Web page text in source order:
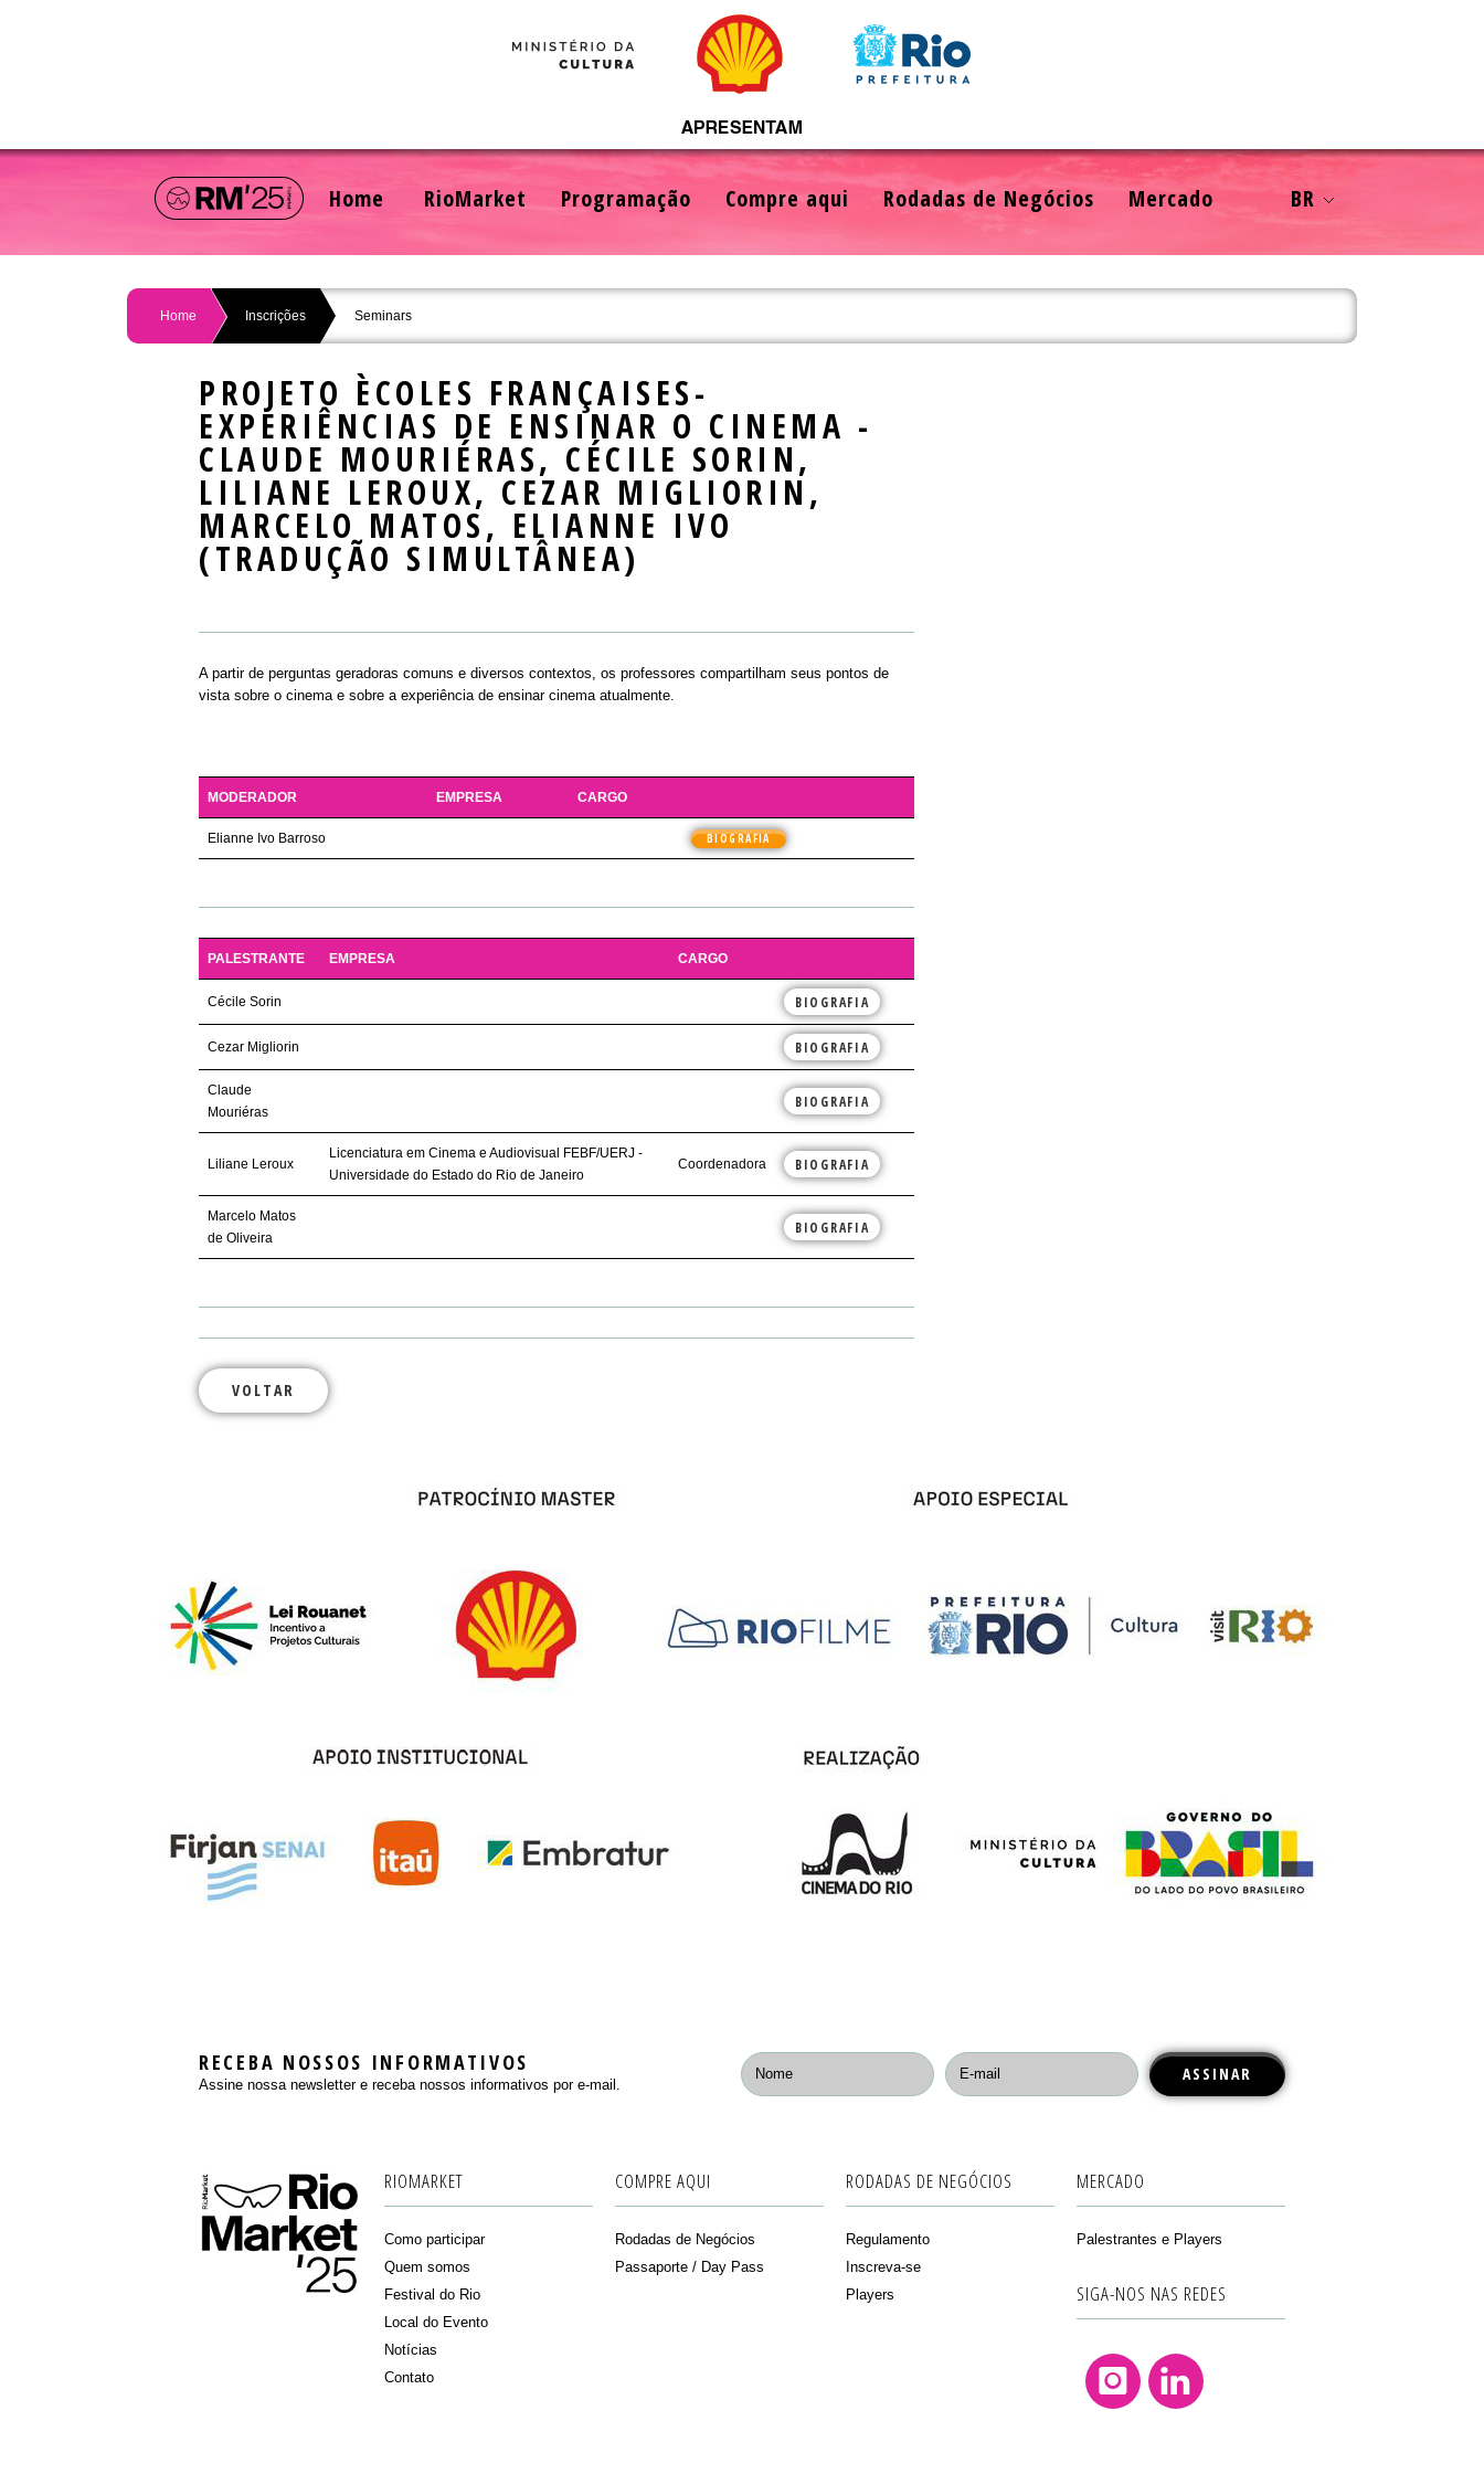
Home RioMarket Programação Compre aqui Rodadas de Negócios Mercado BR
Home Inscrições Seminars
PROJETO ÈCOLES FRANÇAISES-
EXPERIÊNCIAS DE ENSINAR O CINEMA -
CLAUDE MOURIÉRAS, CÉCILE SORIN,
LILIANE LEROUX, CEZAR MIGLIORIN,
MARCELO MATOS, ELIANNE IVO
(TRADUÇÃO SIMULTÂNEA)
A partir de perguntas geradoras comuns e diversos contextos, os professores compartilham seus pontos de
vista sobre o cinema e sobre a experiência de ensinar cinema atualmente.
MODERADOR EMPRESA CARGO
Elianne Ivo Barroso BIOGRAFIA
PALESTRANTE EMPRESA CARGO
Cécile Sorin BIOGRAFIA
Cezar Migliorin BIOGRAFIA
Claude
Mouriéras
BIOGRAFIA
Liliane Leroux
Licenciatura em Cinema e Audiovisual FEBF/UERJ -
Universidade do Estado do Rio de Janeiro
Coordenadora BIOGRAFIA
Marcelo Matos
de Oliveira
BIOGRAFIA
VOLTAR
RECEBA NOSSOS INFORMATIVOS
Assine nossa newsletter e receba nossos informativos por e-mail.
RIOMARKET
Como participar
Quem somos
Festival do Rio
Local do Evento
Notícias
Contato
COMPRE AQUI
Rodadas de Negócios
Passaporte / Day Pass
RODADAS DE NEGÓCIOS
Regulamento
Inscreva-se
Players
MERCADO
Palestrantes e Players
SIGA-NOS NAS REDES